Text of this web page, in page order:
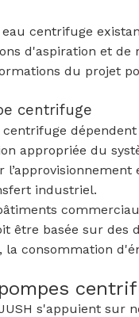
centrifuge
d'aspiration et
du projet
centrifuge
appropriée du
industriel.
être basée sur des
consommation
s'appuient sur